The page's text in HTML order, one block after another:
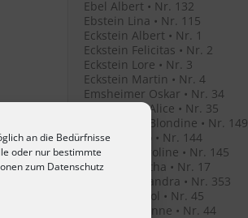
an die Bedürfnisse
oder nur bestimmte
zum Datenschutz
Ebel Albert • Nr. 132
Ebstein Lina • Nr. 115
Eckstein Albert • Nr. 1
Eckstein Felicitas • Nr. 2
Eckstein Lore • Nr. 3
Eckstein Martin • Nr. 4
Emsheimer Oskar • Nr. 34
Emsheimer Alice • Nr. 35
Emsheimer Blondine • Nr. 149
Erlanger Leo • Nr. 144
Erlanger Karoline • Nr. 145
Fetterer Bertha • Nr. 17
Filenko Alexandra • Nr. 353
Filenko Anatol • Nr. 45
Filenko Jeleanne • Nr. 44